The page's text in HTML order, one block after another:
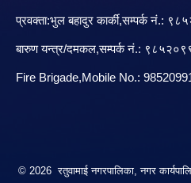
प्रवक्ता:भुल बहादुर कार्की,सम्पर्क नं.:
बारु‌ण यन्त्र/दमकल,सम्पर्क नं.:
Fire Brigade,Mobile No.:
© 2026 रतुवामाई नगरपालिका, नगर